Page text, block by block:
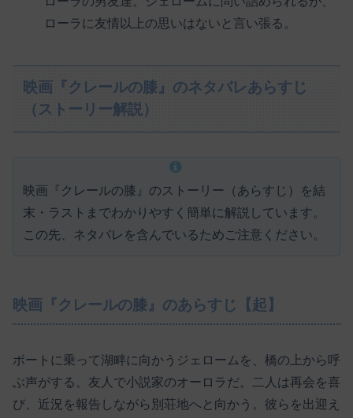
ローラに友情以上の思いはないと言い張る。
映画『クレールの膝』のネタバレあらすじ
（ストーリー解説）
映画『クレールの膝』のストーリー（あらすじ）を結
末・ラストまでわかりやすく簡単に解説しています。
この先、ネタバレを含んでいるためご注意ください。
映画『クレールの膝』のあらすじ【起】
ボートに乗って湖畔に向かうジェロームを、橋の上から呼
ぶ声がする。友人で小説家のオーロラだ。二人は再会を喜
び、近況を報告しながら別荘地へと向かう。彼らを出迎え